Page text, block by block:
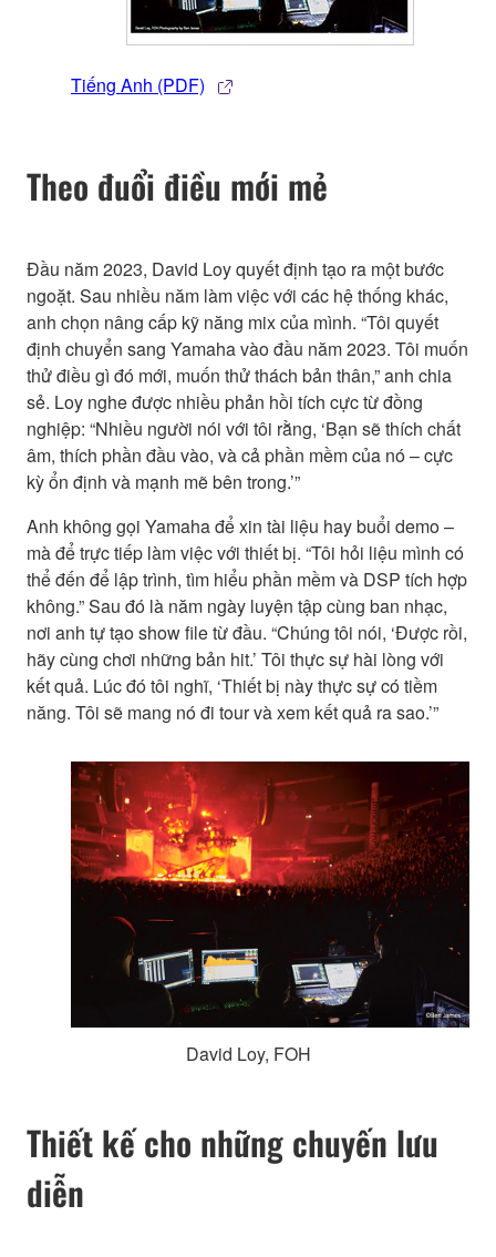
Tiếng Anh (PDF)
Theo đuổi điều mới mẻ
Đầu năm 2023, David Loy quyết định tạo ra một bước
ngoặt. Sau nhiều năm làm việc với các hệ thống khác,
anh chọn nâng cấp kỹ năng mix của mình. “Tôi quyết
định chuyển sang Yamaha vào đầu năm 2023. Tôi muốn
thử điều gì đó mới, muốn thử thách bản thân,” anh chia
sẻ. Loy nghe được nhiều phản hồi tích cực từ đồng
nghiệp: “Nhiều người nói với tôi rằng, ‘Bạn sẽ thích chất
âm, thích phần đầu vào, và cả phần mềm của nó – cực
kỳ ổn định và mạnh mẽ bên trong.’”
Anh không gọi Yamaha để xin tài liệu hay buổi demo –
mà để trực tiếp làm việc với thiết bị. “Tôi hỏi liệu mình có
thể đến để lập trình, tìm hiểu phần mềm và DSP tích hợp
không.” Sau đó là năm ngày luyện tập cùng ban nhạc,
nơi anh tự tạo show file từ đầu. “Chúng tôi nói, ‘Được rồi,
hãy cùng chơi những bản hit.’ Tôi thực sự hài lòng với
kết quả. Lúc đó tôi nghĩ, ‘Thiết bị này thực sự có tiềm
năng. Tôi sẽ mang nó đi tour và xem kết quả ra sao.’”
David Loy, FOH
Thiết kế cho những chuyến lưu
diễn